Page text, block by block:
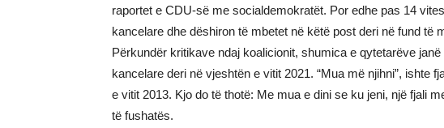
raportet e CDU-së me socialdemokratët. Por edhe pas 14
kancelare dhe dëshiron të mbetet në këtë post deri në fund të
Përkundër kritikave ndaj koalicionit, shumica e qytetarëve
kancelare deri në vjeshtën e vitit 2021. “Mua më njihni”, ishte
e vitit 2013. Kjo do të thotë: Me mua e dini se ku jeni, një fjali
të fushatës.